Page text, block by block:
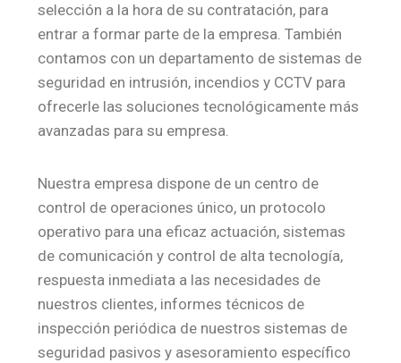
selección a la hora de su contratación, para
entrar a formar parte de la empresa. También
contamos con un departamento de sistemas de
seguridad en intrusión, incendios y CCTV para
ofrecerle las soluciones tecnológicamente más
avanzadas para su empresa.
Nuestra empresa dispone de un centro de
control de operaciones único, un protocolo
operativo para una eficaz actuación, sistemas
de comunicación y control de alta tecnología,
respuesta inmediata a las necesidades de
nuestros clientes, informes técnicos de
inspección periódica de nuestros sistemas de
seguridad pasivos y asesoramiento específico